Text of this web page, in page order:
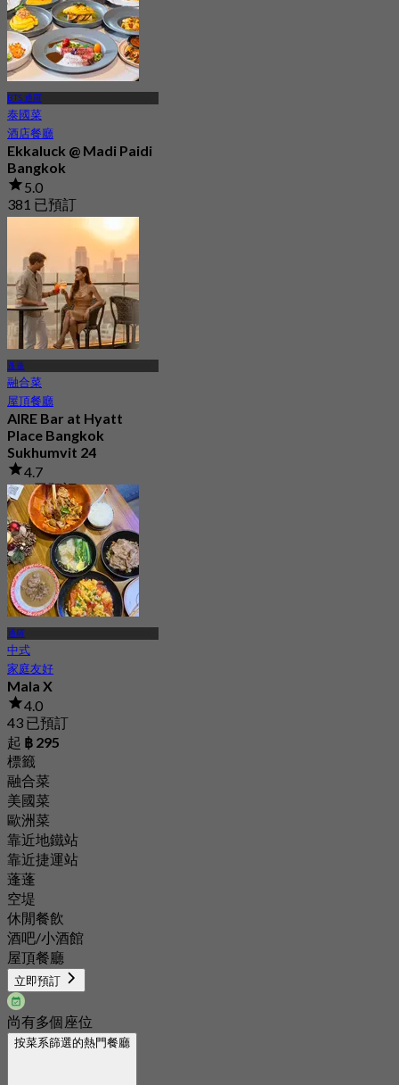
BTS 通羅
泰國菜
酒店餐廳
Ekkaluck @ Madi Paidi
Bangkok
5.0
381 已預訂
蓬蓬
融合菜
屋頂餐廳
AIRE Bar at Hyatt
Place Bangkok
Sukhumvit 24
4.7
937 已預訂
起฿ 472.5
通羅
中式
家庭友好
Mala X
4.0
43 已預訂
起 ฿ 295
標籤
融合菜
美國菜
歐洲菜
靠近地鐵站
靠近捷運站
蓬蓬
空堤
休閒餐飲
酒吧/小酒館
屋頂餐廳
立即預訂
尚有多個座位
按菜系篩選的熱門餐廳